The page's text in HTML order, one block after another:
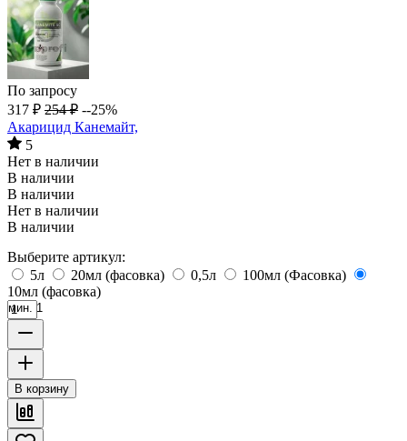
По запросу
317 ₽ 254 ₽ --25%
Акарицид Канемайт,
5
Нет в наличии
В наличии
В наличии
Нет в наличии
В наличии
Выберите артикул:
5л
20мл (фасовка) 0,5л
100мл (Фасовка)
10мл (фасовка)
мин. 1
В корзину